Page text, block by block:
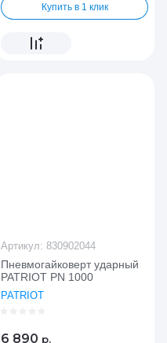
Купить в 1 клик
Пневмогайковерт ударный
PATRIOT PN 1000
PATRIOT
Артикул: 830902044
6 890 р.